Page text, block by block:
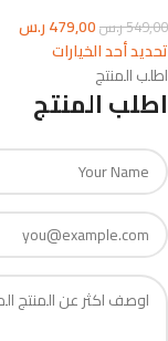
549,00ر.س479,00ر.س
تحديد أحد الخيارات
اطلب المنتج
اطلب المنتج